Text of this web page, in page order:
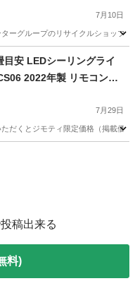
7月10日
ーグループのリサイクルショッ
目安 LEDシーリングライ
2022年製 リモコン付
7月29日
だくとジモティ限定価格（掲載
稿出来る
料)